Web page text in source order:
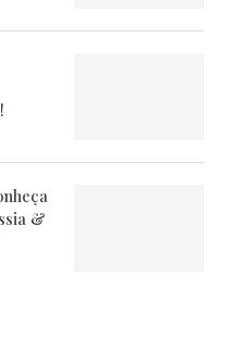
&